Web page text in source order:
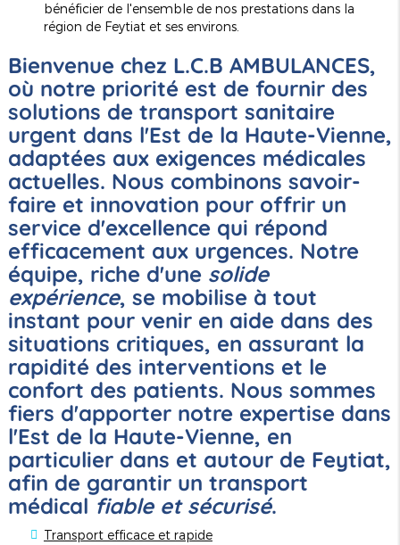
bénéficier de l'ensemble de nos prestations dans la
région de Feytiat et ses environs.
Bienvenue chez L.C.B AMBULANCES,
où notre priorité est de fournir des
solutions de transport sanitaire
urgent dans l'Est de la Haute-Vienne,
adaptées aux exigences médicales
actuelles. Nous combinons savoir-
faire et innovation pour offrir un
service d'excellence qui répond
efficacement aux urgences. Notre
équipe, riche d'une solide
expérience, se mobilise à tout
instant pour venir en aide dans des
situations critiques, en assurant la
rapidité des interventions et le
confort des patients. Nous sommes
fiers d'apporter notre expertise dans
l'Est de la Haute-Vienne, en
particulier dans et autour de Feytiat,
afin de garantir un transport
médical fiable et sécurisé.
Transport efficace et rapide